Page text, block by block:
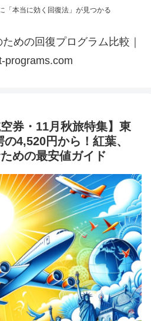
「本当に効く回復法」が見つかる
めの回復プログラム比較｜
programs.com
空券・11月秋旅特集】東
4,520円から！紅葉、
めの最安値ガイド